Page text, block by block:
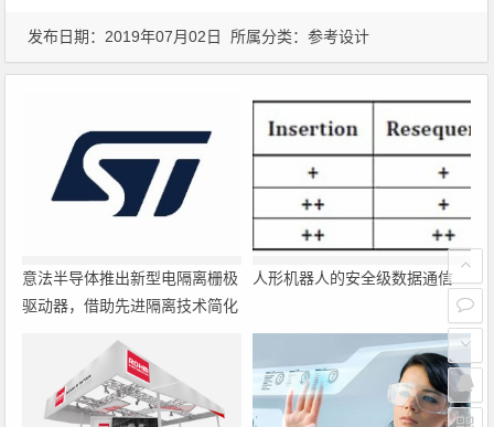
发布日期：2019年07月02日 所属分类：参考设计
意法半导体推出新型电隔离栅极
驱动器，借助先进隔离技术简化
人形机器人的安全级数据通信